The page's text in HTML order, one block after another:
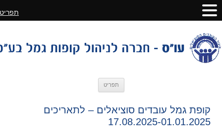
תפריט
קופת גמל עובדים סוציאלים – לתאריכים
17.08.2025-01.01.2025
תפריט